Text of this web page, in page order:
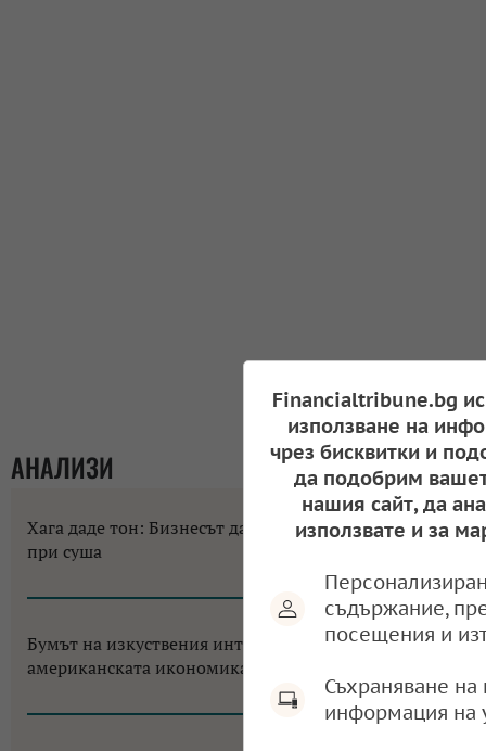
АНАЛИЗИ
Хага даде тон: Бизнесът да не разчита на помощи
при суша
10:58, 07.08.2026
Бумът на изкуствения интелект променя
американската икономика до неузнаваемост
12:18, 06.08.2026
Financialtribune.bg
използване на
чрез бисквитки и
да подобрим
нашия сайт, да
използвате и за
съдържание,
посещения и
Съхраняване
информация на